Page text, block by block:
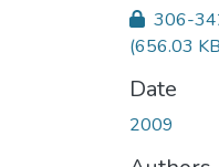
306-
(656.03
Date
2009